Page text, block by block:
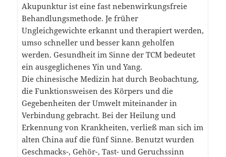
Akupunktur ist eine fast nebenwirkungsfreie
Behandlungsmethode. Je früher
Ungleichgewichte erkannt und therapiert werden,
umso schneller und besser kann geholfen
werden. Gesundheit im Sinne der TCM bedeutet
ein ausgeglichenes Yin und Yang.
Die chinesische Medizin hat durch Beobachtung,
die Funktionsweisen des Körpers und die
Gegebenheiten der Umwelt miteinander in
Verbindung gebracht. Bei der Heilung und
Erkennung von Krankheiten, verließ man sich im
alten China auf die fünf Sinne. Benutzt wurden
Geschmacks-, Gehör-, Tast- und Geruchssinn